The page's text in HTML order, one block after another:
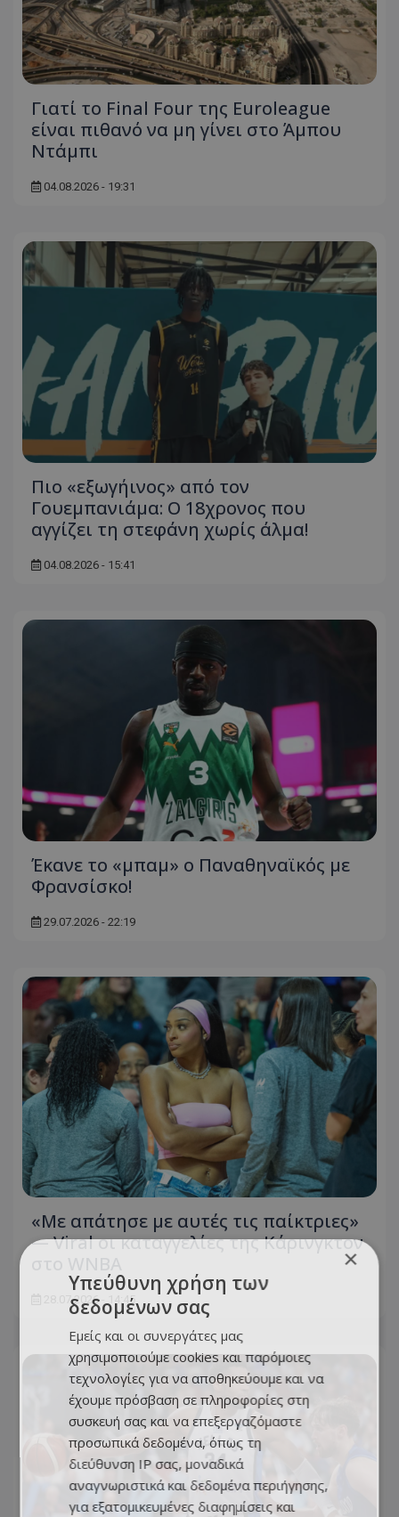
Γιατί το Final Four της Euroleague
είναι πιθανό να μη γίνει στο Άμπου
Ντάμπι
04.08.2026 - 19:31
Πιο «εξωγήινος» από τον
Γουεμπανιάμα: Ο 18χρονος που
αγγίζει τη στεφάνη χωρίς άλμα!
04.08.2026 - 15:41
Έκανε το «μπαμ» ο Παναθηναϊκός με
Φρανσίσκο!
29.07.2026 - 22:19
«Με απάτησε με αυτές τις παίκτριες»
— Viral οι καταγγελίες της Κάρινγκτον
28.07.2026 - 14:45
×
Υπεύθυνη χρήση των
δεδομένων σας
Εμείς και οι συνεργάτες μας
χρησιμοποιούμε cookies και παρόμοιες
τεχνολογίες για να αποθηκεύουμε και να
έχουμε πρόσβαση σε πληροφορίες στη
συσκευή σας και να επεξεργαζόμαστε
προσωπικά δεδομένα, όπως τη
διεύθυνση IP σας, μοναδικά
αναγνωριστικά και δεδομένα περιήγησης,
για εξατομικευμένες διαφημίσεις και